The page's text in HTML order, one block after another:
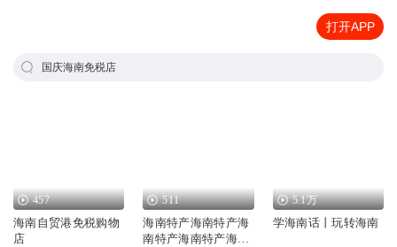
打开APP
国庆海南免税店
457
海南自贸港免税购物
店
511
海南特产海南特产海
南特产海南特产海南
5.1万
学海南话丨玩转海南